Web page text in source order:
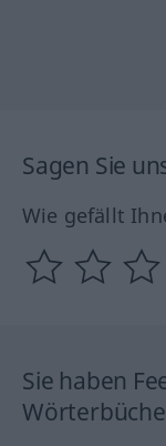
Sagen Sie
Wie gefällt
Sie haben